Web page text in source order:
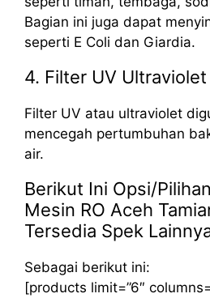
Bagian ini juga dapat
seperti E Coli dan Giardia.
4. Filter UV Ultraviolet
Filter UV atau ultraviolet
mencegah pertumbuhan
air.
Berikut Ini Opsi/
Mesin RO Aceh
Tersedia Spek
Sebagai berikut ini:
[products limit=”6″